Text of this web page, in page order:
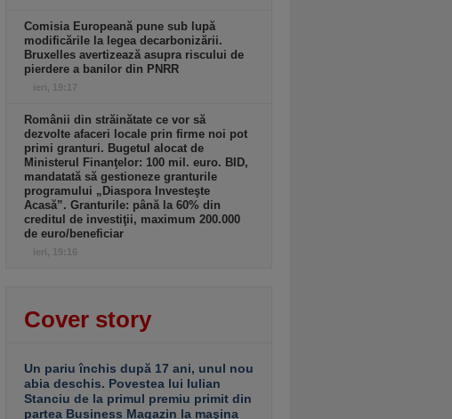
Comisia Europeană pune sub lupă
modificările la legea decarbonizării.
Bruxelles avertizează asupra riscului de
pierdere a banilor din PNRR
ieri, 19:17
Românii din străinătate ce vor să
dezvolte afaceri locale prin firme noi pot
primi granturi. Bugetul alocat de
Ministerul Finanţelor: 100 mil. euro. BID,
mandatată să gestioneze granturile
programului „Diaspora Investeşte
Acasă”. Granturile: până la 60% din
creditul de investiţii, maximum 200.000
de euro/beneficiar
ieri, 19:16
Cover story
Un pariu închis după 17 ani, unul nou
abia deschis. Povestea lui Iulian
Stanciu de la primul premiu primit din
partea Business Magazin la maşina